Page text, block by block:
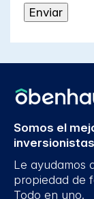
Somos el
Le ayudamos
propiedad de
Todo en uno.